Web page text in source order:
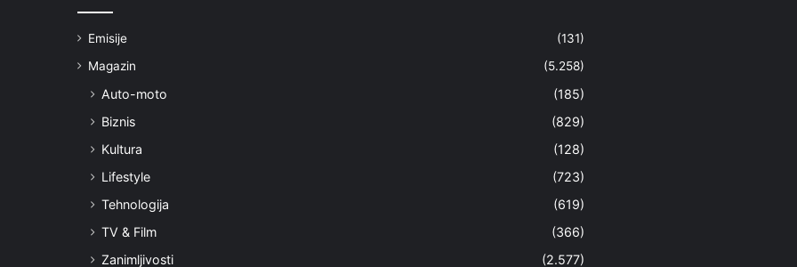
Emisije
(131)
Magazin
(5.258)
Auto-moto
(185)
Biznis
(829)
Kultura
(128)
Lifestyle
(723)
Tehnologija
(619)
TV & Film
(366)
Zanimljivosti
(2.577)